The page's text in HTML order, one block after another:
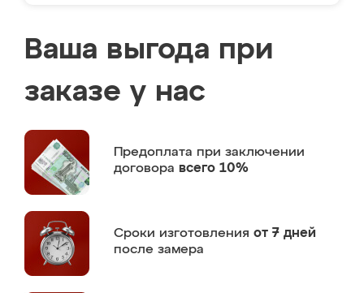
Ваша выгода при
заказе у нас
Предоплата при заключении
договора всего 10%
Сроки изготовления от 7 дней
после замера